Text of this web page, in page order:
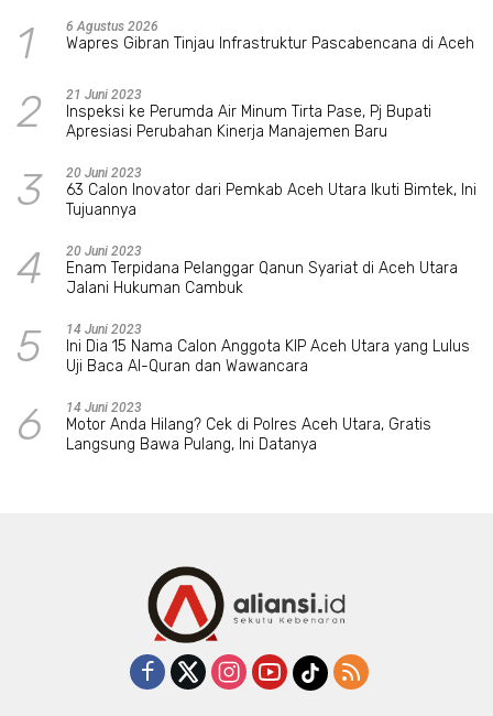
1 6 Agustus 2026
Wapres Gibran Tinjau Infrastruktur Pascabencana di Aceh
2 21 Juni 2023
Inspeksi ke Perumda Air Minum Tirta Pase, Pj Bupati
Apresiasi Perubahan Kinerja Manajemen Baru
3 20 Juni 2023
63 Calon Inovator dari Pemkab Aceh Utara Ikuti Bimtek, Ini
Tujuannya
4 20 Juni 2023
Enam Terpidana Pelanggar Qanun Syariat di Aceh Utara
Jalani Hukuman Cambuk
5 14 Juni 2023
Ini Dia 15 Nama Calon Anggota KIP Aceh Utara yang Lulus
Uji Baca Al-Quran dan Wawancara
6 14 Juni 2023
Motor Anda Hilang? Cek di Polres Aceh Utara, Gratis
Langsung Bawa Pulang, Ini Datanya